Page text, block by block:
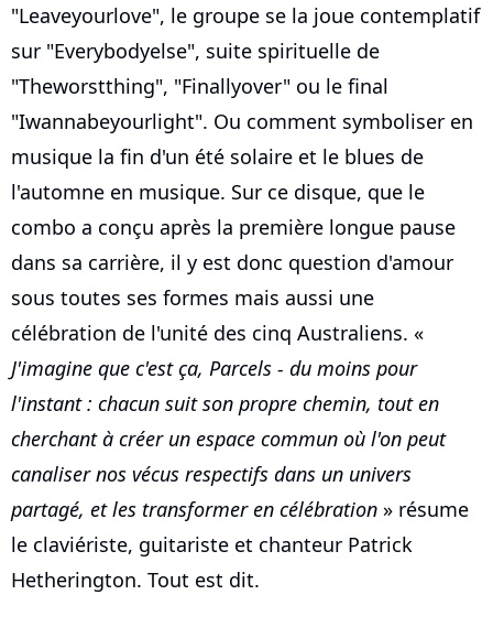
"Leaveyourlove", le groupe se la joue contemplatif
sur "Everybodyelse", suite spirituelle de
"Theworstthing", "Finallyover" ou le final
"Iwannabeyourlight". Ou comment symboliser en
musique la fin d'un été solaire et le blues de
l'automne en musique. Sur ce disque, que le
combo a conçu après la première longue pause
dans sa carrière, il y est donc question d'amour
sous toutes ses formes mais aussi une
célébration de l'unité des cinq Australiens. «
J'imagine que c'est ça, Parcels - du moins pour
l'instant : chacun suit son propre chemin, tout en
cherchant à créer un espace commun où l'on peut
canaliser nos vécus respectifs dans un univers
partagé, et les transformer en célébration » résume
le claviériste, guitariste et chanteur Patrick
Hetherington. Tout est dit.